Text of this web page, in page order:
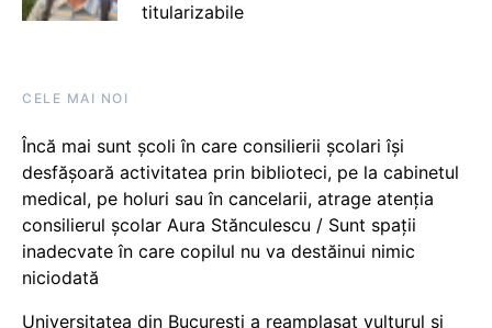
titularizabile
CELE MAI NOI
Încă mai sunt școli în care consilierii școlari își
desfășoară activitatea prin biblioteci, pe la cabinetul
medical, pe holuri sau în cancelarii, atrage atenția
consilierul școlar Aura Stănculescu / Sunt spații
inadecvate în care copilul nu va destăinui nimic
niciodată
Universitatea din București a reamplasat vulturul și